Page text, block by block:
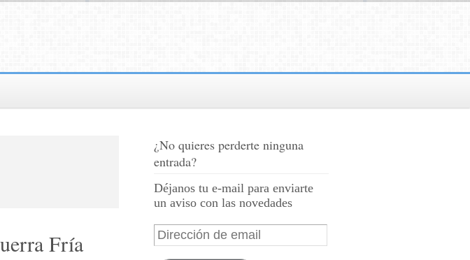
Fría
¿No quieres perderte ninguna
entrada?
Déjanos tu e-mail para enviarte
un aviso con las novedades